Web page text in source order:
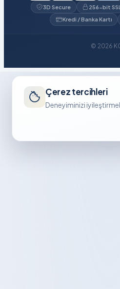
3D Secure 256-bit SSL
Kredi / Banka Kartı
© 2026
Çerez tercihleri
Deneyiminizi